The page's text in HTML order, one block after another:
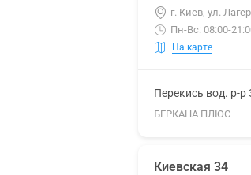
г. Киев, ул.
Пн-Вс: 08:00-
На карте
Перекись вод. р-
БЕРКАНА ПЛЮС
Киевская 34